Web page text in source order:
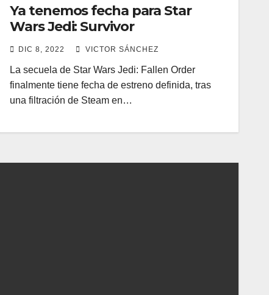
Ya tenemos fecha para Star
Wars Jedi: Survivor
DIC 8, 2022 VICTOR SÁNCHEZ
La secuela de Star Wars Jedi: Fallen Order
finalmente tiene fecha de estreno definida, tras
una filtración de Steam en…